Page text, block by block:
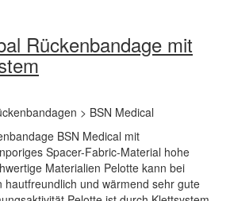
Rückenbandage mit
> BSN Medical
BSN Medical mit
Spacer-Fabric-Material hohe
Materialien Pelotte kann bei
hautfreundlich und wärmend sehr gute